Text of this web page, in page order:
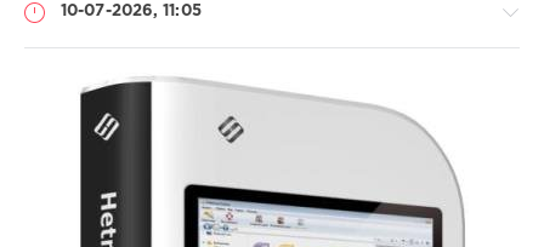
10-07-2026, 11:05
Софт